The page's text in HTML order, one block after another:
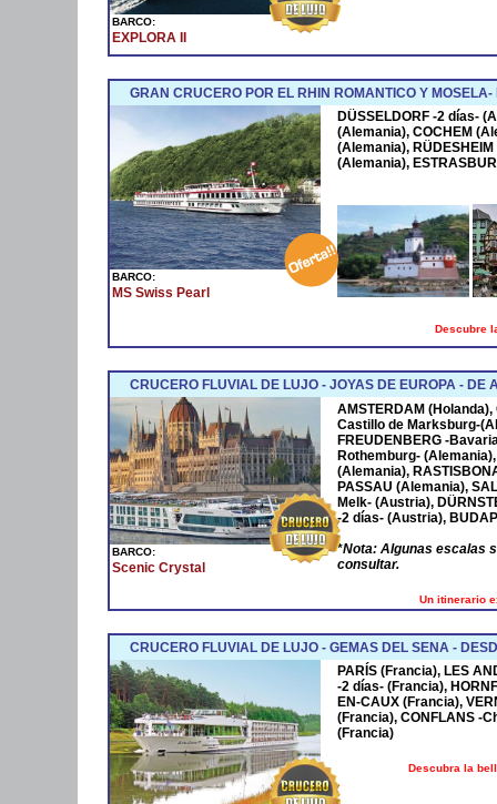
BARCO:
EXPLORA II
GRAN CRUCERO POR EL RHIN ROMANTICO Y
BARCO:
MS Swiss Pearl
DÜSSELDORF -2 días-
(Alemania), COCHEM
(Alemania),
(Alemania),
Descubre
CRUCERO FLUVIAL DE LUJO - JOYAS DE EUROPA - DE
BARCO:
Scenic Crystal
AMSTERDAM (Holanda),
Castillo de Marksburg-
FREUDENBERG -
Rothemburg-
(Alemania),
PASSAU (Alemania),
Melk- (Austria),
-2 días- (Austria),
*Nota: Algunas escalas
consultar.
Un itinerario
CRUCERO FLUVIAL DE LUJO - GEMAS DEL SENA -
PARÍS (Francia), LES
-2 días- (Francia),
EN-CAUX (Francia),
(Francia), CONFLANS -
(Francia)
Descubra la